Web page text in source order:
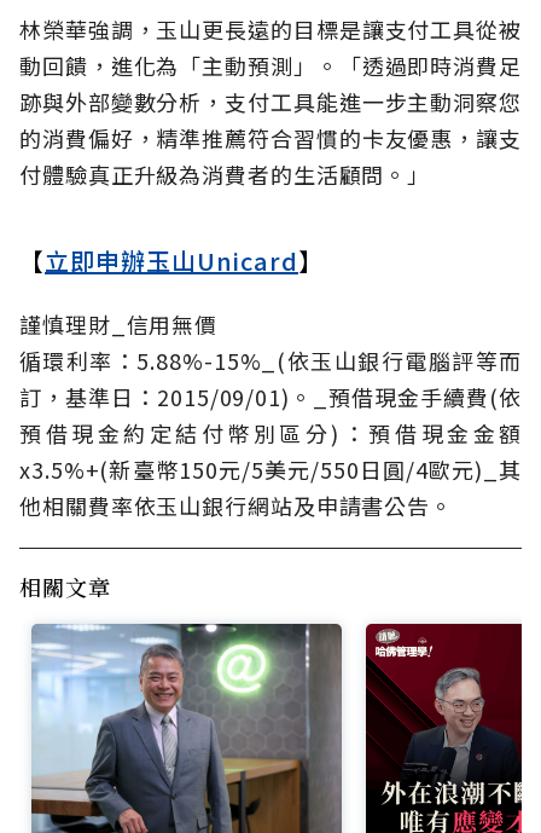
林榮華強調，玉山更長遠的目標是讓支付工具從被
動回饋，進化為「主動預測」。「透過即時消費足
跡與外部變數分析，支付工具能進一步主動洞察您
的消費偏好，精準推薦符合習慣的卡友優惠，讓支
付體驗真正升級為消費者的生活顧問。」
【立即申辦玉山Unicard】
謹慎理財_信用無價
循環利率：5.88%-15%_(依玉山銀行電腦評等而
訂，基準日：2015/09/01)。_預借現金手續費(依
預借現金約定結付幣別區分)：預借現金金額
x3.5%+(新臺幣150元/5美元/550日圓/4歐元)_其
他相關費率依玉山銀行網站及申請書公告。
相關文章